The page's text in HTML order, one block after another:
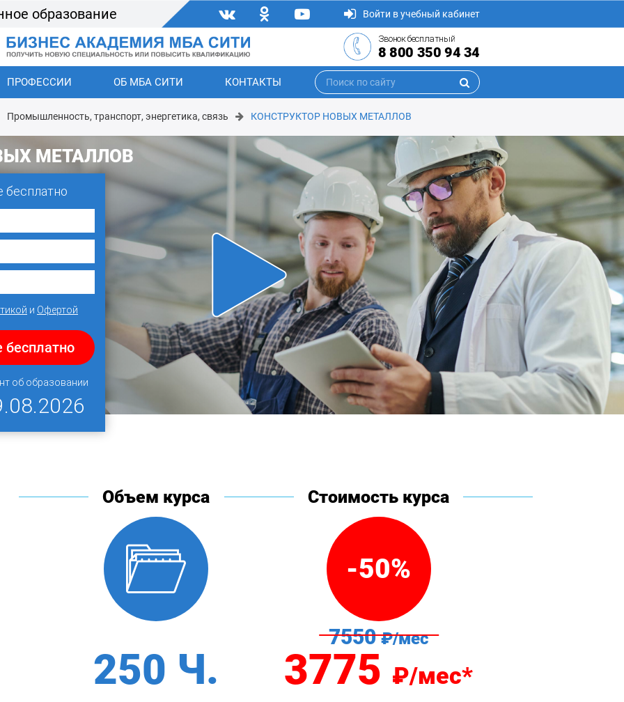
образование Войти в учебный кабинет
Звонок бесплатный
8 800 350 94 34
ПРОФЕССИИ ОБ МБА СИТИ КОНТАКТЫ
Промышленность, транспорт, энергетика, связь КОНСТРУКТОР НОВЫХ МЕТАЛЛОВ
МЕТАЛЛОВ
бесплатно
и Офертой
бесплатно
об образовании
Объем курса
250 Ч.
Стоимость курса
-50%
7550₽/мес
3775 ₽/мес*